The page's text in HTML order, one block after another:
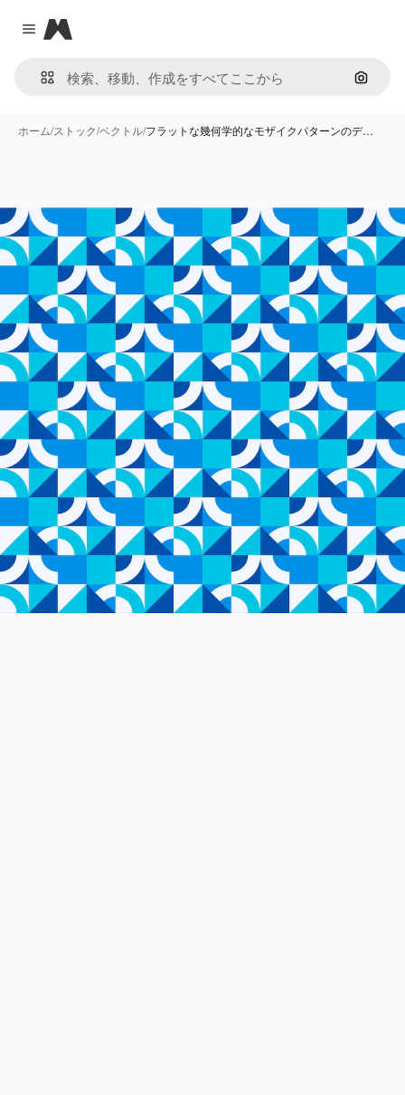
Close menu
Magnific
画像で
ホーム/ストック/ベクトル/フラットな幾何学的なモザイクパターンのデ…